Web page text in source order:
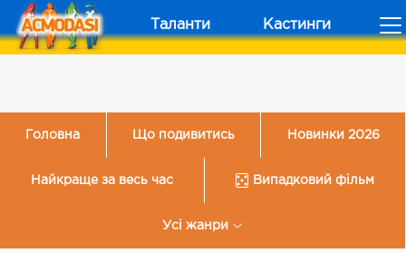
Таланти Кастинги
Головна Що подивитись Новинки 2026
Найкраще за весь час Випадковий фільм
Усі жанри